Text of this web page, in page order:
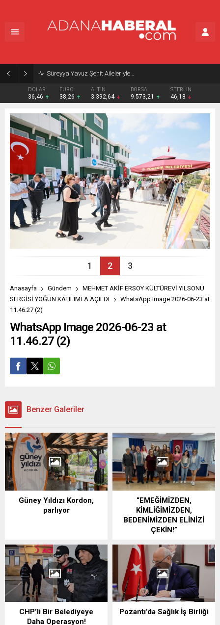
Süreyya Yavuz Şehit Aileleriyle…
DOLAR
36,46
EURO
38,26
ALTIN
3.392,64
BORSA
9.573,21
STERLIN
46,18
1 2 3
Anasayfa Gündem
MEHMET AKİF ERSOY KÜLTÜREVİ YILSONU
SERGİSİ YOĞUN KATILIMLA AÇILDI
WhatsApp Image 2026-06-23 at
11.46.27 (2)
WhatsApp Image 2026-06-23 at
11.46.27 (2)
Benzer Galeriler
Güney Yıldızı Kordon,
parlıyor
“EMEĞİMİZDEN,
KİMLİĞİMİZDEN,
BEDENİMİZDEN ELİNİZİ
ÇEKİN!”
CHP’li Bir Belediyeye
Daha Operasyon!
Pozantı’da Sağlık İş Birliği